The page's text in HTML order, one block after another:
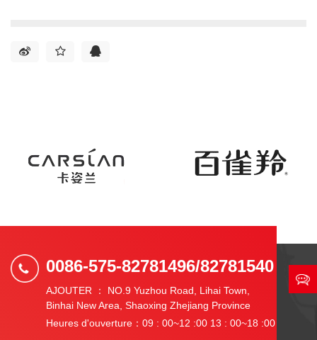
0086-575-82781496/82781540
AJOUTER ： NO.9 Yuzhou Road, Lihai Town,
Binhai New Area, Shaoxing Zhejiang Province
Heures d'ouverture：09 : 00~12 :00 13 : 00~18 :00